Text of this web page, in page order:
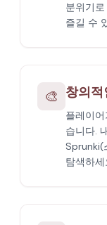
분위기
즐길 수
🎨 창의
플레이
습니다.
Sprunki(
탐색하세